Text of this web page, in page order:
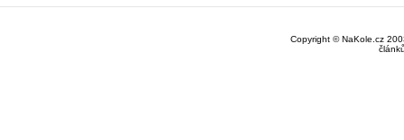
Copyright © NaKole.cz